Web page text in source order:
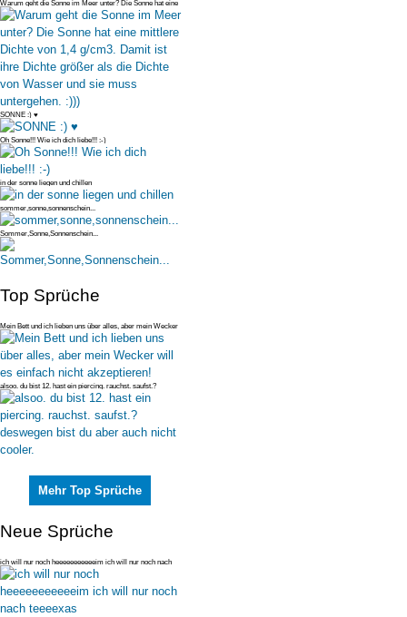
Warum geht die Sonne im Meer unter? Die Sonne hat eine
mittlere Dichte v
SONNE :) ♥
Oh Sonne!!! Wie ich dich liebe!!! :-)
in der sonne liegen und chillen
sommer,sonne,sonnenschein...
Sommer,Sonne,Sonnenschein...
Top Sprüche
Mein Bett und ich lieben uns über alles, aber mein Wecker
will es einfac
alsoo. du bist 12. hast ein piercing. rauchst. saufst.?
deswegen bist du
Mehr Top Sprüche
Neue Sprüche
ich will nur noch heeeeeeeeeeeim ich will nur noch nach
teeeexas